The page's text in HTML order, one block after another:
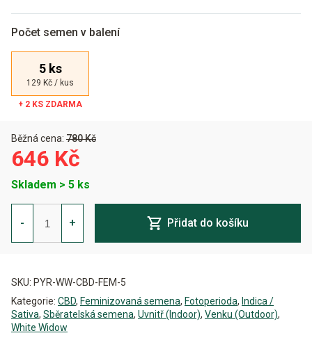
Počet semen v balení
5 ks
129 Kč / kus
Běžná cena: 780 Kč
646 Kč
Skladem > 5 ks
-
White
Widow
CBD
Feminizovaná
+ Přidat do košíku
SKU: PYR-WW-CBD-FEM-5
Kategorie: CBD, Feminizovaná semena, Fotoperioda, Indica /
Sativa, Sběratelská semena, Uvnitř (Indoor), Venku (Outdoor),
White Widow